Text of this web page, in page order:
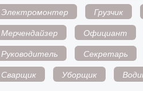
Электромонтер
Грузчик
Мерчендайзер
Официант
Руководитель
Секретарь
Сварщик
Уборщик